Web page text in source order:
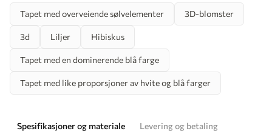
Tapet med overveiende sølvelementer 3D-blomster
3d Liljer Hibiskus
Tapet med en dominerende blå farge
Tapet med like proporsjoner av hvite og blå farger
Spesifikasjoner og materiale
Levering og betaling